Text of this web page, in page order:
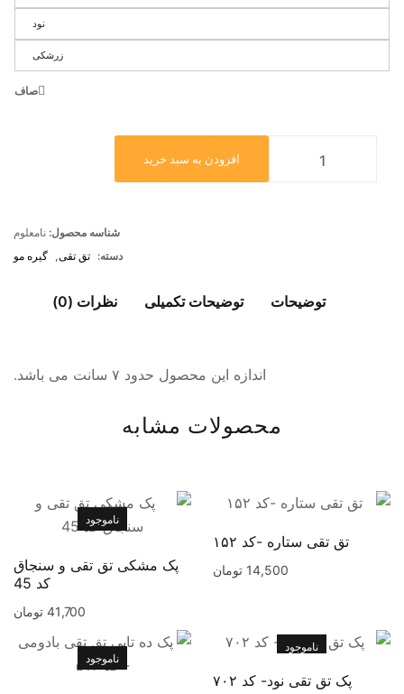
نود
زرشکی
صاف
افزودن به سبد خرید
شناسه محصول: نامعلوم
دسته: تق تقی, گیره مو
توضیحات توضیحات تکمیلی نظرات (0)
اندازه این محصول حدود ۷ سانت می باشد.
محصولات مشابه
تق تقی ستاره -کد ۱۵۲
14,500 تومان
ناموجود
پک مشکی تق تقی و سنجاق
کد 45
41,700 تومان
ناموجود
پک تق تقی نود- کد ۷۰۲
ناموجود